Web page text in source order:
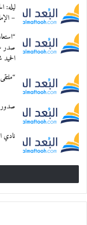
ليله:
–
صدر
“ملتقى
صدور العدد
نادي